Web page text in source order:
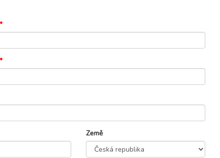
*
*
Země